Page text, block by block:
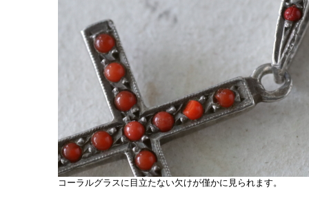
コーラルグラスに目立たない欠けが僅かに見られます。